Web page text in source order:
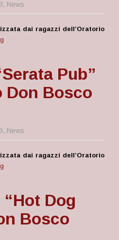
, News
dai ragazzi dell’Oratorio
Pub”
Don Bosco
, News
dai ragazzi dell’Oratorio
Dog
Bosco